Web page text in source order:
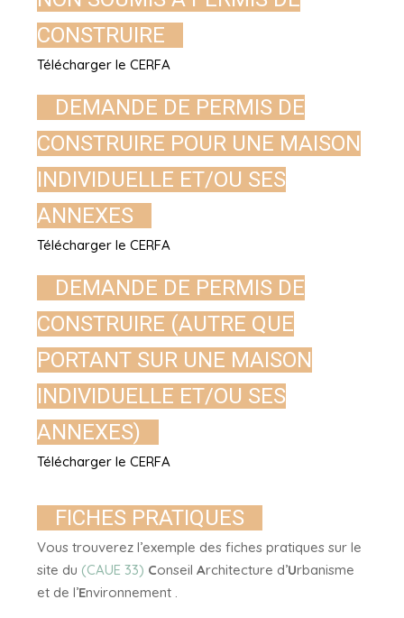
CONSTRUIRE
Télécharger le CERFA
DEMANDE DE PERMIS DE
CONSTRUIRE POUR UNE MAISON
INDIVIDUELLE ET/OU SES
ANNEXES
Télécharger le CERFA
DEMANDE DE PERMIS DE
CONSTRUIRE (AUTRE QUE
PORTANT SUR UNE MAISON
INDIVIDUELLE ET/OU SES
ANNEXES)
Télécharger le CERFA
FICHES PRATIQUES
Vous trouverez l’exemple des fiches pratiques sur le
site du (CAUE 33) Conseil Architecture d’Urbanisme
et de l’Environnement .